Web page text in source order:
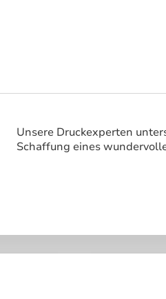
Unsere Druckexperten
Schaffung eines